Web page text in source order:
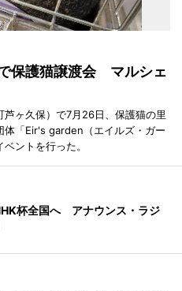
保護猫譲渡会 マルシェ
ヶ久保）で7月26日、保護猫の里
体「Eir's garden（エイルズ・ガー
ントを行った。
杯全国へ アナウンス・ラジ